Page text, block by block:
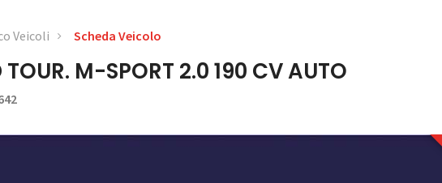
Veicoli Scheda Veicolo
M-SPORT 2.0 190 CV AUTO